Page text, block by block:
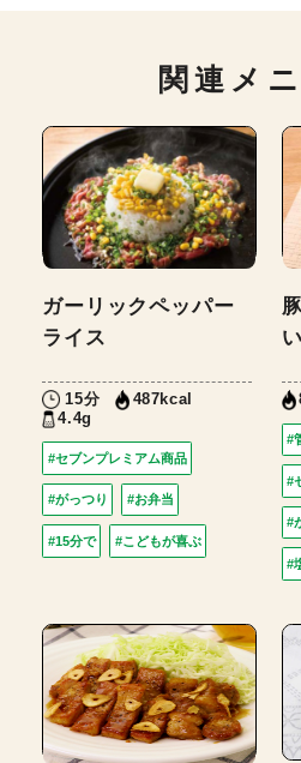
関連メ
ガーリックペッパー
ライス
15分
487kcal
4.4g
#セブンプレミアム商品
#がっつり #お弁当
#15分で #こどもが喜ぶ
#
#
#
#